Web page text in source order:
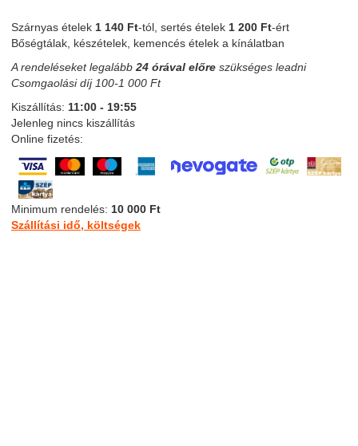
Szárnyas ételek 1 140 Ft-tól, sertés ételek 1 200 Ft-ért
Bőségtálak, készételek, kemencés ételek a kínálatban
A rendeléseket legalább 24 órával előre szükséges leadni
Csomgaolási díj 100-1 000 Ft
Kiszállítás: 11:00 - 19:55
Jelenleg nincs kiszállítás
Online fizetés:
Minimum rendelés: 10 000 Ft
Szállítási idő, költségek